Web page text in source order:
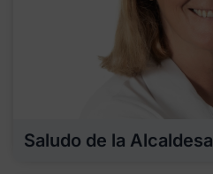
Saludo de la Alcaldesa